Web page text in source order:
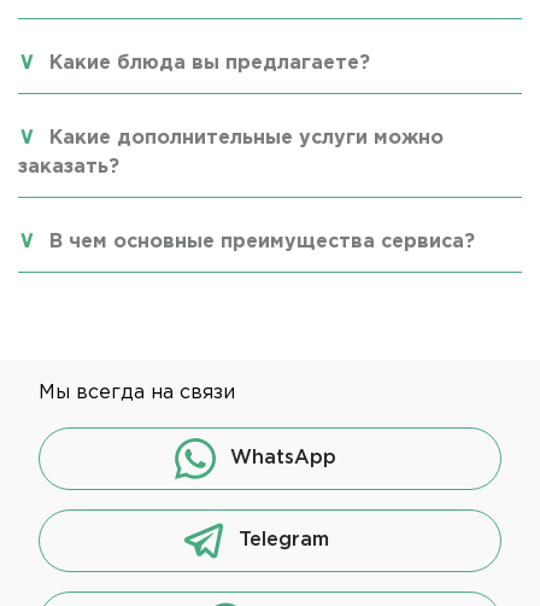
Какие блюда вы предлагаете?
Какие дополнительные услуги можно
заказать?
В чем основные преимущества сервиса?
Мы всегда на связи
WhatsApp
Telegram